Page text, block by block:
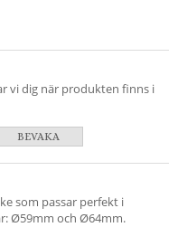
vi dig när produkten finns i
BEVAKA
som passar perfekt i
Ø59mm och Ø64mm.